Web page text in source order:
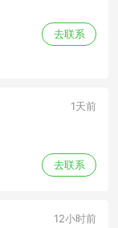
去联系
1天前
去联系
12小时前